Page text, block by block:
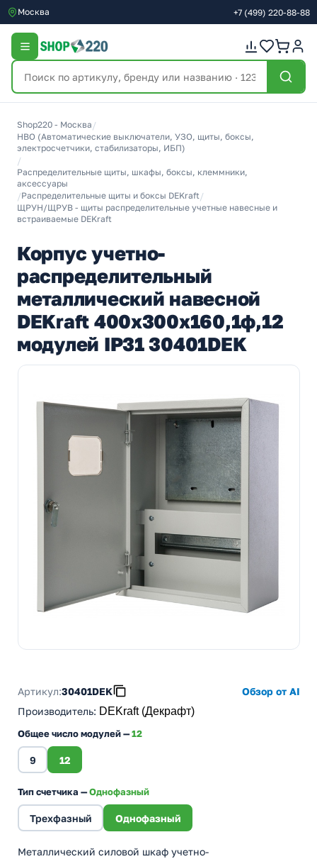
Москва +7 (499) 220-88-88
Shop220 - Москва /
НВО (Автоматические выключатели, УЗО, щиты, боксы,
электросчетчики, стабилизаторы, ИБП)
/
Распределительные щиты, шкафы, боксы, клеммники,
аксессуары
/Распределительные щиты и боксы DEKraft/
ЩРУН/ЩРУВ - щиты распределительные учетные навесные и
встраиваемые DEKraft
Корпус учетно-
распределительный
металлический навесной
DEKraft 400х300х160,1ф,12
модулей IP31 30401DEK
Артикул:30401DEK
Обзор от AI
Производитель: DEKraft (Декрафт)
Общее число модулей —12
9 12
Тип счетчика —Однофазный
Трехфазный Однофазный
Металлический силовой шкаф учетно-